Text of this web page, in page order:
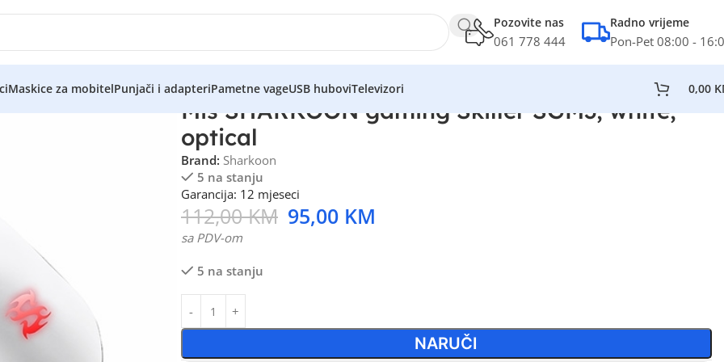
Pozovite nas
061 778 444
Radno vrijeme
Pon-Pet 08:00 -
Maskice za mobitelPunjači i adapteriPametne vageUSB huboviTelevizori 0,00
Miš SHARKOON gaming Skiller SGM3, white,
optical
Brand: Sharkoon
5 na stanju
Garancija: 12 mjeseci
112,00KM 95,00 KM
sa PDV-om
5 na stanju
NARUČI